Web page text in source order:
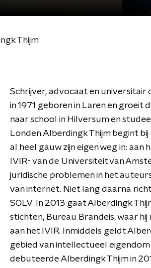
Thijm
Schrijver, advocaat en universitair
in 1971 geboren in Laren en groeit
naar school in Hilversum en
Londen.Alberdingk Thijm begint
al heel gauw zijn eigen weg in:
IVIR- van de Universiteit van
juridische problemen in het
van internet. Niet lang daarna
SOLV. In 2013 gaat Alberdingk
stichten, Bureau Brandeis, waar
aan het IVIR. Inmiddels geldt
gebied van intellectueel
debuteerde Alberdingk Thijm in